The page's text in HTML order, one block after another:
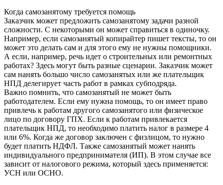
Когда самозанятому требуется помощь
Заказчик может предложить самозанятому задачи разной
сложности. С некоторыми он может справиться в одиночку.
Например, если самозанятый копирайтер пишет тексты, то он
может это делать сам и для этого ему не нужны помощники.
А если, например, речь идет о строительных или ремонтных
работах? Здесь могут быть разные сценарии. Заказчик может
сам нанять большо число самозанятых или же плательщик
НПД делегирует часть работ в рамках субподряда.
Важно помнить, что самозанятый не может быть
работодателем. Если ему нужна помощь, то он имеет право
привлечь к работам другого самозанятого или физическое
лицо по договору ГПХ. Если к работам привлекается
плательщик НПД, то необходимо платить налог в размере 4
или 6%. Когда же договор заключен с физлицом, то нужно
будет платить НДФЛ. Также самозанятый может нанять
индивидуального предпринимателя (ИП). В этом случае все
зависит от налогового режима, который здесь применяется:
УСН или ОСНО.